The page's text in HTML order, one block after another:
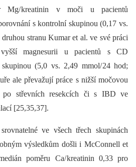
Mg/ kreatinin v moči u pacientů
s kontrolní skupinou (0,17 vs.
stranu Kumar et al. ve své práci
magnesurii u pacientů s CD
(5,0 vs. 2,49 mmol/ 24 hod;
ale převažují práce s nižší močovou
střevních resekcích či s IBD ve
[25,35,37].
ve všech třech skupinách
výsledkům došli i McConnell et
poměru Ca/ kreatinin 0,33 pro